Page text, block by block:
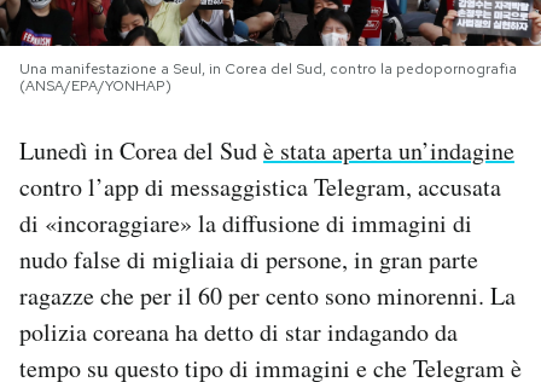
SHOP
CALENDARIO
AREA PERSONALE
Area Personale
Newsletter
Notifiche mobile
Regala il Post
Una manifestazione a Seul, in Corea del Sud, contro la pedopornografia
(ANSA/EPA/YONHAP)
Lunedì in Corea del Sudè stata aperta un’indagine
contro l’app di messaggistica Telegram, accusata
di «incoraggiare» la diffusione di immagini di
nudo false di migliaia di persone, in gran parte
ragazze che per il 60 per cento sono minorenni. La
polizia coreana ha detto di star indagando da
tempo su questo tipo di immagini e che Telegram è